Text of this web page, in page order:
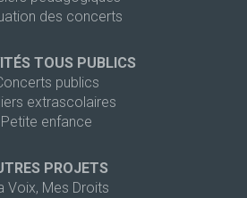
des concerts
TOUS PUBLICS
publics
extrascolaires
Petite enfance
PROJETS
Voix, Mes Droits